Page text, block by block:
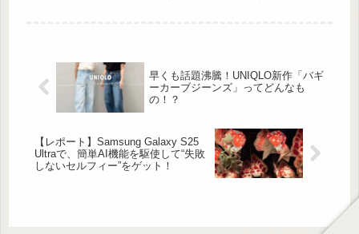
研究で注目されたのが、POA（Pace
of Aging）＝老化の進行速度という考
え方。POAは「何歳か」ではなく、
「1年で体がどれくらい老化する...
早くも話題沸騰！UNIQLO新作「バギ
ーカーブジーンズ」ってどんなも
の！？
【レポート】Samsung Galaxy S25
Ultraで、簡単AI機能を駆使して“失敗
しないセルフィー”をゲット！